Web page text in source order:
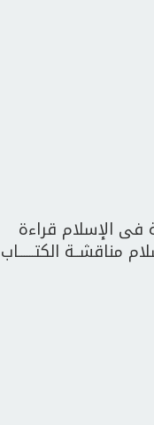
الإسلام قراءة
الكتــــــاب